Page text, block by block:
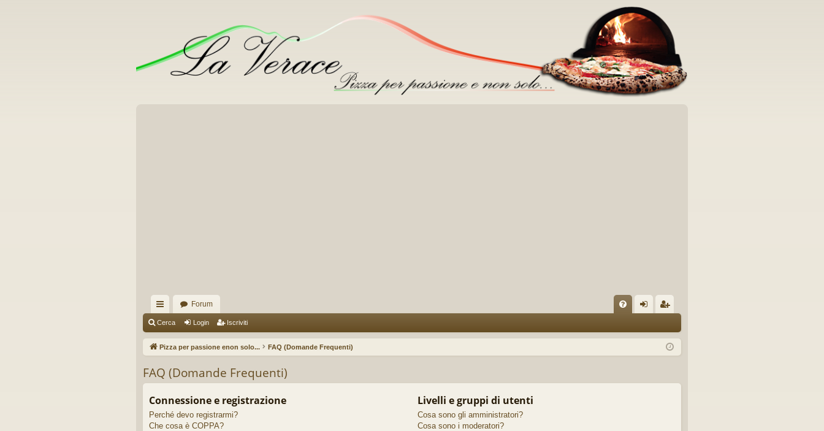
oll
eg
m
ti
Forum
Q in riv
Cerca Login Iscriviti
Pizza per passione enon solo... FAQ (Domande Frequenti)
FAQ (Domande Frequenti)
Connessione e registrazione
Perché devo registrarmi?
Che cosa è COPPA?
Livelli e gruppi di utenti
Cosa sono gli amministratori?
Cosa sono i moderatori?